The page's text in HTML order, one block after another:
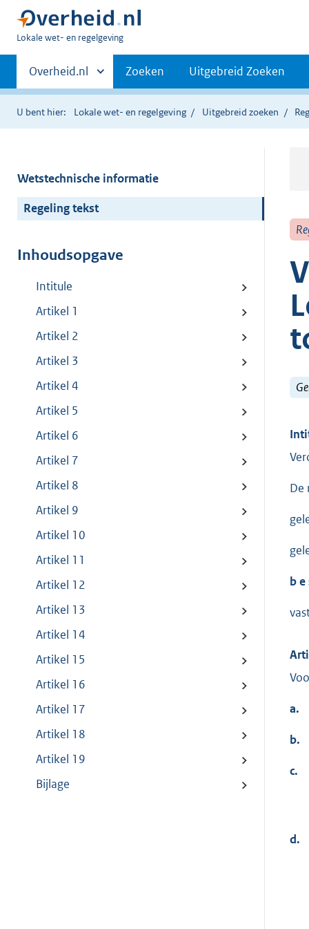
U
hier:
Lokale wet- en regelgeving
Primaire
navigatie
Andere
sites
binnen
Overheid.nl Zoeken Uitgebreid Zoeken
U bent hier: Lokale wet- en regelgeving Uitgebreid zoeken
Wetstechnische informatie
Regeling tekst
Inhoudsopgave
Intitule
Artikel 1
Artikel 2
Artikel 3
Artikel 4
Artikel 5
Artikel 6
Artikel 7
Artikel 8
Artikel 9
Artikel 10
Artikel 11
Artikel 12
Artikel 13
Artikel 14
Artikel 15
Artikel 16
Artikel 17
Artikel 18
Artikel 19
Bijlage
De
b e
a.
b.
c.
d.